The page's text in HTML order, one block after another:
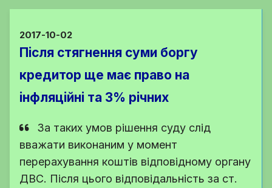
2017-10-02
Після стягнення суми боргу
кредитор ще має право на
інфляційні та 3% річних
За таких умов рішення суду слід
вважати виконаним у момент
перерахування коштів відповідному органу
ДВС. Після цього відповідальність за ст.